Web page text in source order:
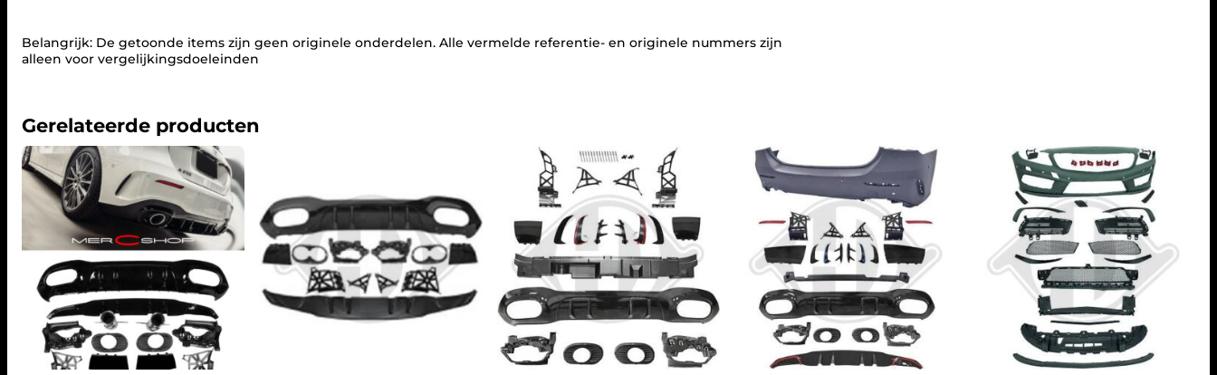
s
×
2
(
Z
W
T
)
i
n
A
Belangrijk: De getoonde items zijn geen originele onderdelen. Alle vermelde referentie- en originele nummers zijn
alleen voor vergelijkingsdoeleinden
Gerelateerde producten